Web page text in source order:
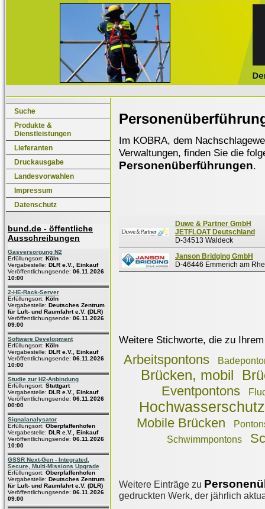
Suche
Produkte &
Dienstleistungen
Lieferanten
Druckausgabe
Landesvorwahlen
Impressum
Datenschutz
bund.de - öffentliche
Ausschreibungen
Gasversorgung N2
Erfüllungsort: Köln
Vergabestelle: DLR e.V., Einkauf
Veröffentlichungsende: 06.11.2026
10:00
2-HE-Rack-Server
Erfüllungsort: Köln
Vergabestelle: Deutsches Zentrum
für Luft- und Raumfahrt e.V. (DLR)
Veröffentlichungsende: 06.11.2026
09:00
Software Development
Erfüllungsort: Köln
Vergabestelle: DLR e.V., Einkauf
Veröffentlichungsende: 06.11.2026
10:00
Studie zur H2-Anbindung
Erfüllungsort: Stuttgart
Vergabestelle: DLR e.V., Einkauf
Veröffentlichungsende: 06.11.2026
00:00
Signalanalysator
Erfüllungsort: Oberpfaffenhofen
Vergabestelle: DLR e.V., Einkauf
Veröffentlichungsende: 06.11.2026
10:00
GSSR Next-Gen - Integrated,
Secure, Multi-Missions Upgrade
Erfüllungsort: Oberpfaffenhofen
Vergabestelle: Deutsches Zentrum
für Luft- und Raumfahrt e.V. (DLR)
Veröffentlichungsende: 06.11.2026
09:00
Im KOBRA, dem
Verwaltungen, finden Sie die
Personenüberführungen.
Duwe & Partner GmbH
JETFLOAT Deutschland
D-34513 Waldeck
Janson Bridging GmbH
D-46446 Emmerich am
Weitere Stichworte, die zu
Arbeitspontons
Brücken, mobil
Eventpontons
Hochwasserschutz
Mobile Brücken
Schwimmpontons
Weitere Einträge zu
gedruckten Werk, der jährlich